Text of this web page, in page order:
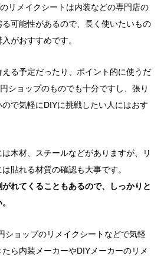
リメイクシートは内装などの専門店の
可能性があるので、長く使いたいもの
がおすすめです。
る予定だったり、ポイント的に使うだ
ショップのものでも十分ですし、張り
で気軽にDIYに挑戦したい人にはおす
木材、スチールなどがありますが、リ
貼れる材質の確認も大事です。
れてくることもあるので、しっかりと
ショップのリメイクシートなどで気軽
ら内装メーカーやDIYメーカーのリメ